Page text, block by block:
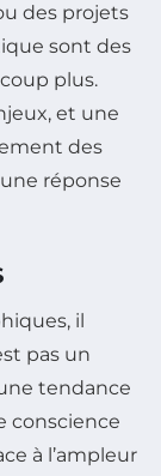
des projets
sont des
plus.
et une
des
réponse
il
pas un
tendance
conscience
à l’ampleur